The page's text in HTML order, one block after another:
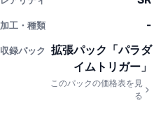
加工・種類 -
収録パック
拡張パック「パラダ
イムトリガー」
このパックの価格表を見
る